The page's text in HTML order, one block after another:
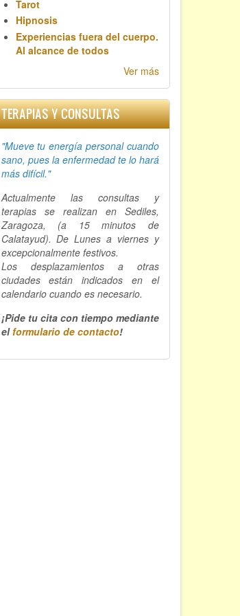
Tarot
Hipnosis
Experiencias fuera del cuerpo.
Al alcance de todos
Ver más
TERAPIAS Y CONSULTAS
"Mueve tu energía personal cuando
sano, pues la enfermedad te lo hará
más difícil."
Actualmente las consultas y
terapias se realizan en Sediles,
Zaragoza, (a 15 minutos de
Calatayud). De Lunes a viernes y
excepcionalmente festivos.
Los desplazamientos a otras
ciudades están indicados en el
calendario cuando es necesario.
¡Pide tu cita con tiempo mediante
elformulario de contacto!